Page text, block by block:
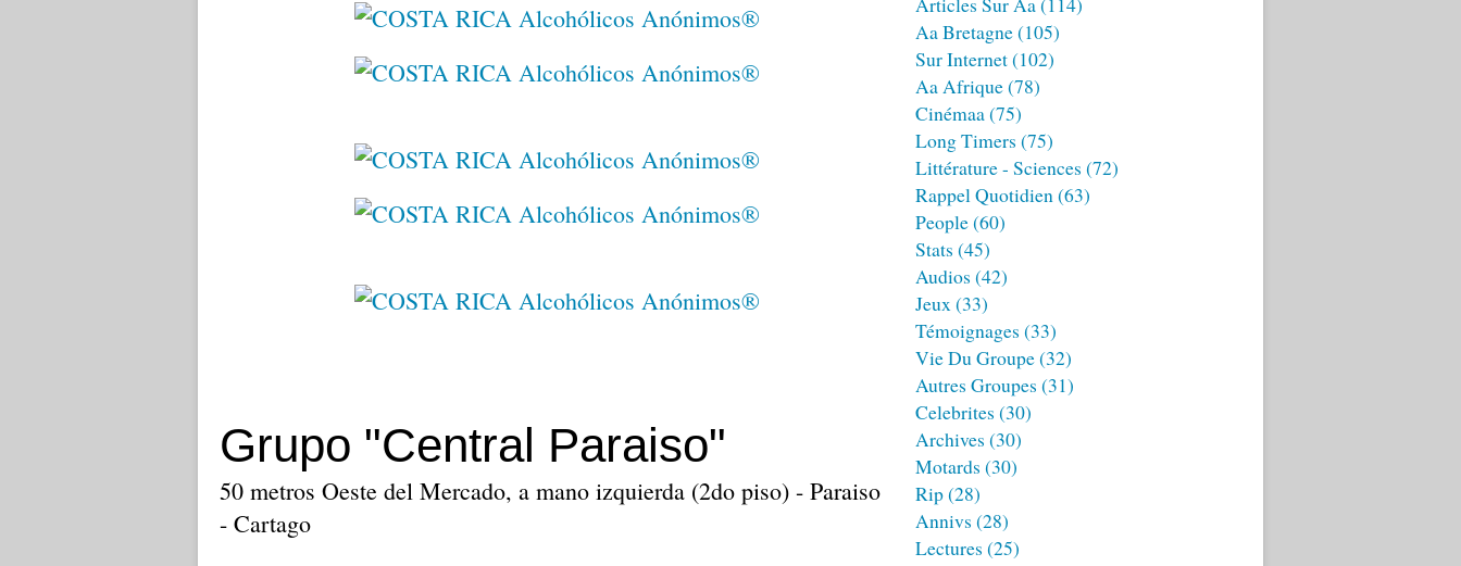
Grupo "Central Paraiso"
50 metros Oeste del Mercado, a mano izquierda (2do piso) - Paraiso
- Cartago
Aa Bretagne(105)
Sur Internet(102)
Aa Afrique(78)
Cinémaa(75)
Long Timers (75)
Littérature - Sciences (72)
Rappel Quotidien(63)
People(60)
Stats (45)
Audios (42)
Jeux(33)
Témoignages (33)
Vie Du Groupe(32)
Autres Groupes (31)
Celebrites (30)
Archives (30)
Motards (30)
Rip(28)
Annivs (28)
Lectures (25)